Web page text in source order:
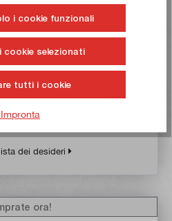
15182
€*
29,50 €*
carrello
dei desideri
ora!
i cookie funzionali
cookie selezionati
tutti i cookie